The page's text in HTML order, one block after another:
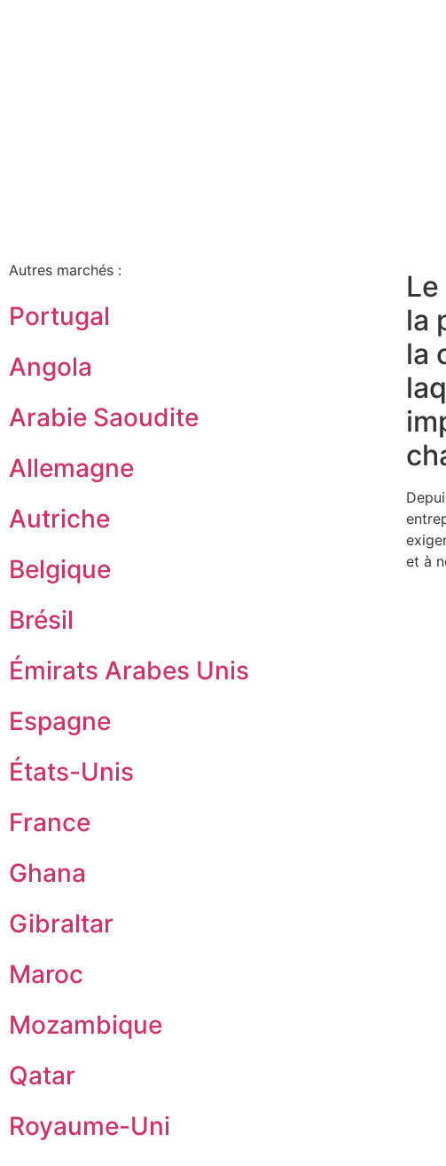
Autres marchés :
Portugal
Angola
Arabie Saoudite
Allemagne
Autriche
Belgique
Brésil
Émirats Arabes Unis
Espagne
États-Unis
France
Ghana
Gibraltar
Maroc
Mozambique
Qatar
Royaume-Uni
la
la
et à